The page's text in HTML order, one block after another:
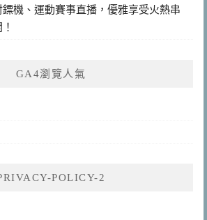
機、運動賽事直播，優雅享受火熱串
GA4瀏覽人氣
POLICY-2